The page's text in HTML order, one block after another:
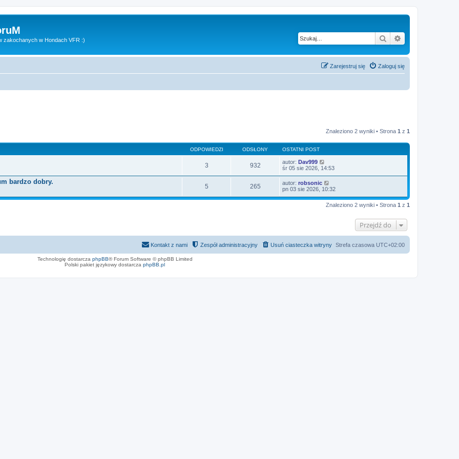
zakochanych w Hondach VFR :) Szukaj
Zaloguj się
Zarejestruj się
Znaleziono 2 wyniki • Strona 1 z 1
ODPOWIEDZI ODSŁONY OSTATNI POST
3 932 autor: Dav999
śr 05 sie 2026, 14:53
bardzo dobry.
5 265 autor: robsonic
pn 03 sie 2026, 10:32
Znaleziono 2 wyniki • Strona 1 z 1
Przejdź do
Strefa czasowa UTC+02:00
Usuń ciasteczka witryny
Zespół administracyjny
Kontakt z nami
Technologię dostarcza phpBB® Forum Software © phpBB Limited
Polski pakiet językowy dostarcza phpBB.pl